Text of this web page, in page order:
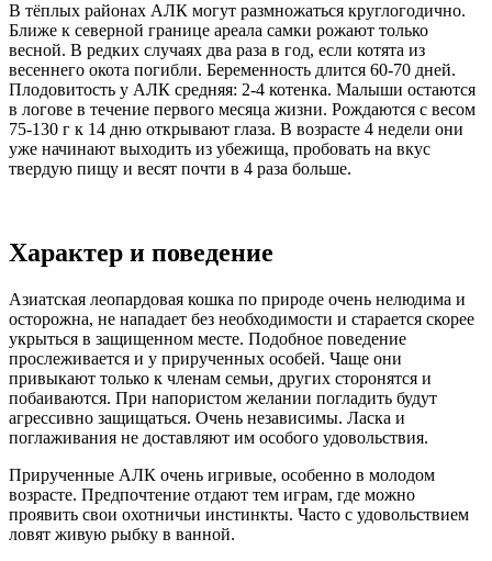
В тёплых районах АЛК могут размножаться круглогодично.
Ближе к северной границе ареала самки рожают только
весной. В редких случаях два раза в год, если котята из
весеннего окота погибли. Беременность длится 60-70 дней.
Плодовитость у АЛК средняя: 2-4 котенка. Малыши остаются
в логове в течение первого месяца жизни. Рождаются с весом
75-130 г к 14 дню открывают глаза. В возрасте 4 недели они
уже начинают выходить из убежища, пробовать на вкус
твердую пищу и весят почти в 4 раза больше.
Характер и поведение
Азиатская леопардовая кошка по природе очень нелюдима и
осторожна, не нападает без необходимости и старается скорее
укрыться в защищенном месте. Подобное поведение
прослеживается и у прирученных особей. Чаще они
привыкают только к членам семьи, других сторонятся и
побаиваются. При напористом желании погладить будут
агрессивно защищаться. Очень независимы. Ласка и
поглаживания не доставляют им особого удовольствия.
Прирученные АЛК очень игривые, особенно в молодом
возрасте. Предпочтение отдают тем играм, где можно
проявить свои охотничьи инстинкты. Часто с удовольствием
ловят живую рыбку в ванной.